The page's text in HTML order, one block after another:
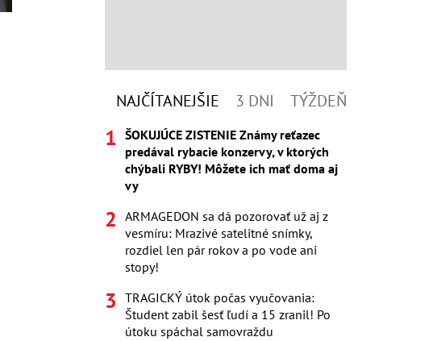
NAJČÍTANEJŠIE 3 DNI TÝŽDEŇ
ŠOKUJÚCE ZISTENIE Známy reťazec
predával rybacie konzervy, v ktorých
chýbali RYBY! Môžete ich mať doma aj
vy
ARMAGEDON sa dá pozorovať už aj z
vesmíru: Mrazivé satelitné snímky,
rozdiel len pár rokov a po vode ani
stopy!
TRAGICKÝ útok počas vyučovania:
Študent zabil šesť ľudí a 15 zranil! Po
útoku spáchal samovraždu